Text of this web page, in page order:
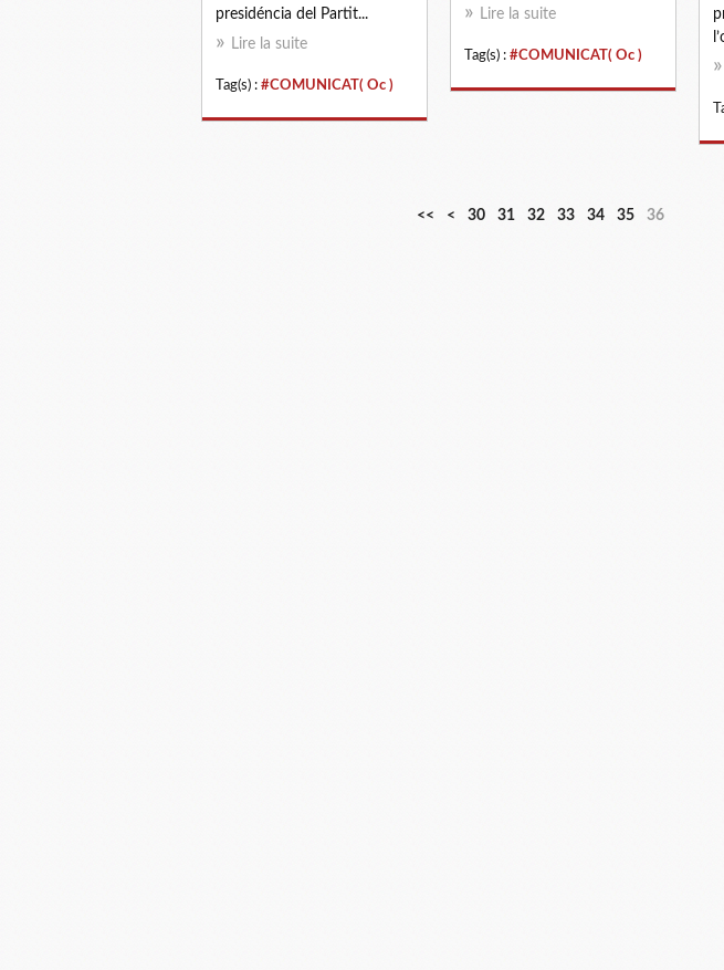
presidéncia del Partit...
Lire la suite
Tag(s) : #COMUNICAT( Oc )
Lire la suite
Tag(s) : #COMUNICAT( Oc )
<< <
1
2
30 31 32 33 34 35 36